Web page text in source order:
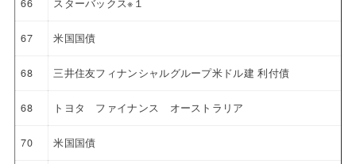
66 スターバックス※１
67 米国国債
68 三井住友フィナンシャルグループ米ドル建 利付債
68 トヨタ ファイナンス オーストラリア
70 米国国債